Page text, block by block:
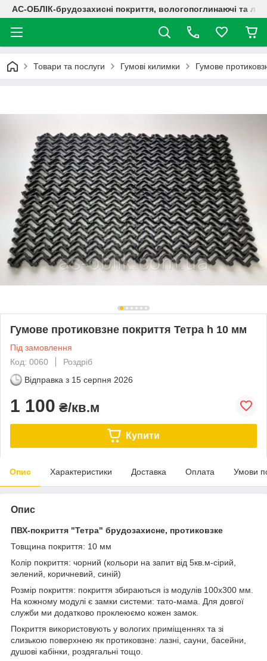
АС-ОБЛІК-брудозахисні покриття, вологопоглинаючі та
Товари та послуги Гумові килимки Гумове
Гумове протиковзне покриття Тетра h 10 мм
Під замовлення
Код: 0060
Роздріб
Відправка з 15 серпня 2026
1 100 ₴/кв.м
Купити
Опис Характеристики Доставка Оплата Умови
Опис
ПВХ-покриття "Тетра" брудозахисне, протиковзке
Товщина покриття: 10 мм
Колір покриття: чорний (кольори на запит від 5кв.м-сірий,
зелений, коричневий, синій)
Розмір покриття: покриття збираються із модулів 100х300 мм.
На кожному модулі є замки системи: тато-мама. Для довгої
служби ми додатково проклеюємо кожен замок.
Покриття використовують у вологих приміщеннях та зі
слизькою поверхнею як протиковзне: лазні, сауни, басейни,
душові кабінки, роздягальні тощо.